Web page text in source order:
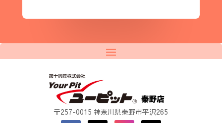
〒257-0015 神奈川県秦野市平沢265